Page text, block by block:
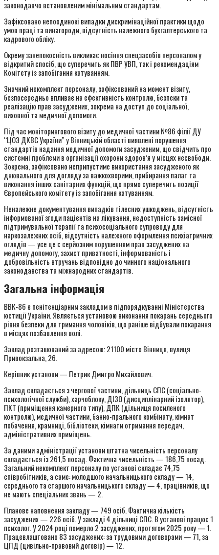
законодавчо встановленим мінімальним стандартам.
Зафіксовано непоодинокі випадки дискримінаційної практики щодо
умов праці та винагороди, відсутність належного бухгалтерського та
кадрового обліку.
Окрему занепокоєність викликає носіння спецзасобів персоналом у
відкритий спосіб, що суперечить як ПВР УВП, так і рекомендаціям
Комітету із запобігання катуванням.
Значний некомплект персоналу, зафіксований на момент візиту,
безпосередньо впливає на ефективність контролю, безпеки та
реалізацію прав засуджених, зокрема на доступ до соціальної,
виховної та медичної допомоги.
Під час моніторингового візиту до медичної частини №86 філії ДУ
“ЦОЗ ДКВС України” у Вінницькій області виявлені порушення
стандартів надання медичної допомоги засудженим, що свідчить про
системні проблеми в організації охорони здоров’я у місцях несвободи.
Зокрема, зафіксовано неприпустиме використання засудженого як
днювального для догляду за важкохворими, прибирання палат та
виконання інших санітарних функцій, що прямо суперечить позиції
Європейського комітету із запобігання катуванням.
Неналежне документування випадків тілесних ушкоджень, відсутність
інформованої згоди пацієнтів на лікування, недоступність замісної
підтримувальної терапії та психосоціального супроводу для
наркозалежних осіб, відсутність належного оформлення психіатричних
оглядів — усе це є серйозним порушенням прав засуджених на
медичну допомогу, захист приватності, інформованість і
добровільність втручань відповідно до чинного національного
законодавства та міжнародних стандартів.
Загальна інформація
ВВК-86 є пенітенціарним закладом в підпорядкуванні Міністерства
юстиції України. Являється установою виконання покарань середнього
рівня безпеки для тримання чоловіків, що раніше відбували покарання
в місцях позбавлення волі.
Заклад розташований за адресою: 21100 місто Вінниця, вулиця
Привокзальна, 26.
Керівник установи — Петрик Дмитро Михайлович.
Заклад складається з чергової частини, дільниць СПС (соціально-
психологічної служби), харчоблоку, ДІЗО (дисциплінарний ізолятор),
ПКТ (приміщення камерного типу), ДПК (дільниця посиленого
контролю), медичної частини, банно-прального комбінату, кімнат
побачення, крамниці, бібліотеки, кімнати отримання передач,
адміністративних приміщень.
За даними адміністрації установи штатна чисельність персоналу
складається із 261,5 посад. Фактична чисельність — 186,75 посад.
Загальний некомплект персоналу по установі складає 74,75
співробітників, а саме: молодшого начальницького складу — 14,
середнього та старшого начальницького складу — 4, працівників, що
не мають спеціальних звань — 2.
Планове наповнення закладу — 749 осіб. Фактична кількість
засуджених — 226 осіб. У закладі 4 дільниці СПС. В установі працює 1
психолог. У 2024 році померло 2 засуджених, протягом 2025 року — 1.
Працевлаштовано 83 засуджених: за трудовими договорами — 71, за
ЦПД (цивільно-правовий договір) — 12.